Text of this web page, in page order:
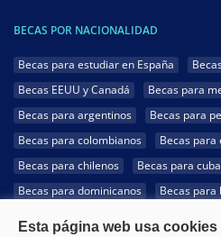
BECAS POR NACIONALIDAD
Becas para estudiar en España
Becas EEUU y Canadá
Becas para
Becas para argentinos
Becas para
Becas para colombianos
Becas
Becas para chilenos
Becas para
Becas para dominicanos
Becas para